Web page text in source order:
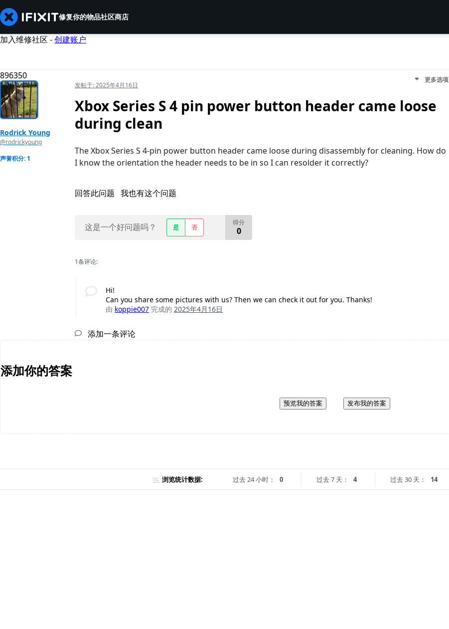
修复你的物品社区商店
加入维修社区 -创建账户
896350
Rodrick Young
@rodrickyoung
声誉积分: 1
发帖于:2025年4月16日
更多选项
Xbox Series S 4 pin power button header came loose
during clean
The Xbox Series S 4-pin power button header came loose during disassembly for cleaning. How do
I know the orientation the header needs to be in so I can resolder it correctly?
回答此问题 我也有这个问题
这是一个好问题吗？ 是 否
得分
0
1条评论:
Hi!
Can you share some pictures with us? Then we can check it out for you. Thanks!
由 koppie007 完成的2025年4月16日
添加一条评论
添加你的答案
预览我的答案 发布我的答案
浏览统计数据: 过去 24 小时： 0 过去 7 天： 4 过去 30 天： 14